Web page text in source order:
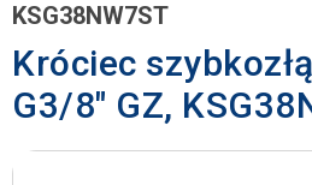
KSG38NW7ST
Króciec
G3/8" GZ,